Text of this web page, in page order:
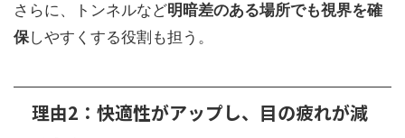
さらに、トンネルなど明暗差のある場所でも視界を確
保しやすくする役割も担う。
理由2：快適性がアップし、目の疲れが減